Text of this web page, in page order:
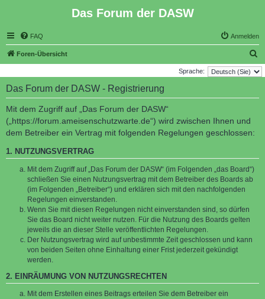
Das Forum der DASW
FAQ Anmelden
Foren-Übersicht
u
Sprache:
Das Forum der DASW - Registrierung
Mit dem Zugriff auf „Das Forum der DASW“
(„https://forum.ameisenschutzwarte.de“) wird zwischen Ihnen und
dem Betreiber ein Vertrag mit folgenden Regelungen geschlossen:
1. NUTZUNGSVERTRAG
Mit dem Zugriff auf „Das Forum der DASW“ (im Folgenden „das Board“)
schließen Sie einen Nutzungsvertrag mit dem Betreiber des Boards ab
(im Folgenden „Betreiber“) und erklären sich mit den nachfolgenden
Regelungen einverstanden.
Wenn Sie mit diesen Regelungen nicht einverstanden sind, so dürfen
Sie das Board nicht weiter nutzen. Für die Nutzung des Boards gelten
jeweils die an dieser Stelle veröffentlichten Regelungen.
Der Nutzungsvertrag wird auf unbestimmte Zeit geschlossen und kann
von beiden Seiten ohne Einhaltung einer Frist jederzeit gekündigt
werden.
2. EINRÄUMUNG VON NUTZUNGSRECHTEN
Mit dem Erstellen eines Beitrags erteilen Sie dem Betreiber ein